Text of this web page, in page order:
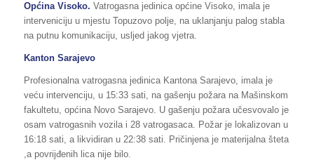
Općina Visoko. Vatrogasna jedinica općine Visoko, imala je
interveniciju u mjestu Topuzovo polje, na uklanjanju palog stabla
na putnu komunikaciju, usljed jakog vjetra.
Kanton Sarajevo
Profesionalna vatrogasna jedinica Kantona Sarajevo, imala je
veću intervenciju, u 15:33 sati, na gašenju požara na Mašinskom
fakultetu, općina Novo Sarajevo. U gašenju požara učesvovalo je
osam vatrogasnih vozila i 28 vatrogasaca. Požar je lokalizovan u
16:18 sati, a likvidiran u 22:38 sati. Pričinjena je materijalna šteta
,a povrijđenih lica nije bilo.